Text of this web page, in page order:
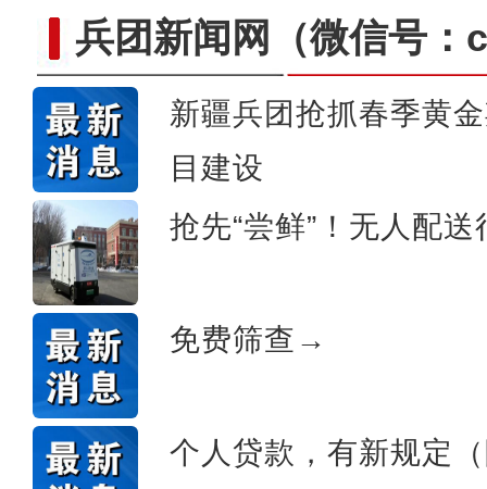
兵团新闻网 （微信号
新疆兵团抢抓春季黄
目建设
抢先“尝鲜”！无人配
免费筛查→
个人贷款，有新规定
侨乡故事 | 喀什土陶技艺